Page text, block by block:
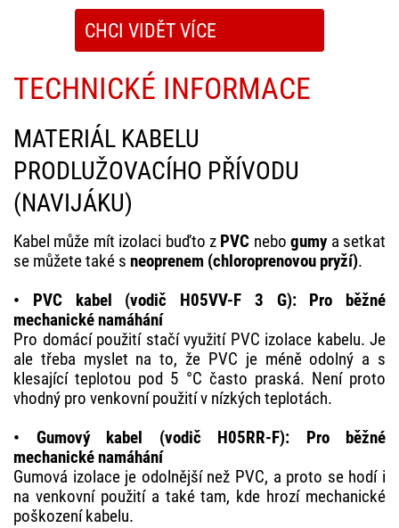
CHCI VIDĚT VÍCE
TECHNICKÉ INFORMACE
MATERIÁL KABELU
PRODLUŽOVACÍHO PŘÍVODU
(NAVIJÁKU)
Kabel může mít izolaci buďto z PVC nebogumya setkat
se můžete také s neoprenem (chloroprenovou pryží).
• PVC kabel (vodič H05VV-F 3 G): Pro běžné
mechanické namáhání
Pro domácí použití stačí využití PVC izolace kabelu. Je
ale třeba myslet na to, že PVC je méně odolný a s
klesající teplotou pod 5 °C často praská. Není proto
vhodný pro venkovní použití v nízkých teplotách.
• Gumový kabel (vodič H05RR-F): Pro běžné
mechanické namáhání
Gumová izolace je odolnější než PVC, a proto se hodí i
na venkovní použití a také tam, kde hrozí mechanické
poškození kabelu.